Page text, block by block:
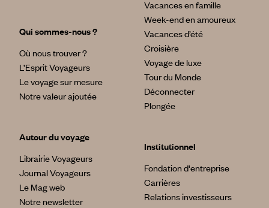
Qui sommes-nous ?
Où nous trouver ?
L’Esprit Voyageurs
Le voyage sur mesure
Notre valeur ajoutée
Autour du voyage
Librairie Voyageurs
Journal Voyageurs
Le Mag web
Notre newsletter
Vacances en famille
Week-end en amoureux
Vacances d’été
Croisière
Voyage de luxe
Tour du Monde
Déconnecter
Plongée
Institutionnel
Fondation d'entreprise
Carrières
Relations investisseurs